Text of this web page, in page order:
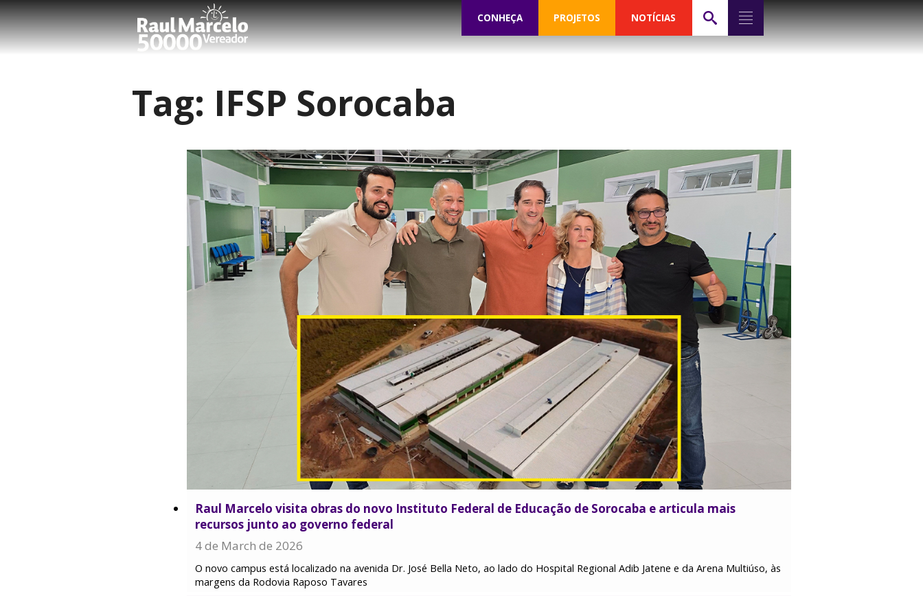
CONHEÇA PROJETOS NOTÍCIAS
Tag: IFSP Sorocaba
Raul Marcelo visita obras do novo Instituto Federal de Educação de Sorocaba e articula mais
recursos junto ao governo federal
4 de March de 2026
O novo campus está localizado na avenida Dr. José Bella Neto, ao lado do Hospital Regional Adib Jatene e da Arena Multiúso, às
margens da Rodovia Raposo Tavares